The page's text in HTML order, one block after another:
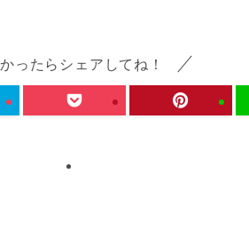
ったらシェアしてね！